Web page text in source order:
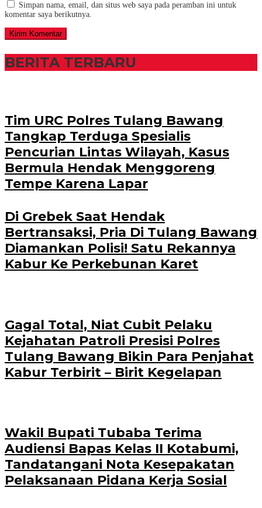
Simpan nama, email, dan situs web saya pada peramban ini untuk
komentar saya berikutnya.
BERITA TERBARU
Tim URC Polres Tulang Bawang
Tangkap Terduga Spesialis
Pencurian Lintas Wilayah, Kasus
Bermula Hendak Menggoreng
Tempe Karena Lapar
Di Grebek Saat Hendak
Bertransaksi, Pria Di Tulang Bawang
Diamankan Polisi! Satu Rekannya
Kabur Ke Perkebunan Karet
Gagal Total, Niat Cubit Pelaku
Kejahatan Patroli Presisi Polres
Tulang Bawang Bikin Para Penjahat
Kabur Terbirit – Birit Kegelapan
Wakil Bupati Tubaba Terima
Audiensi Bapas Kelas II Kotabumi,
Tandatangani Nota Kesepakatan
Pelaksanaan Pidana Kerja Sosial